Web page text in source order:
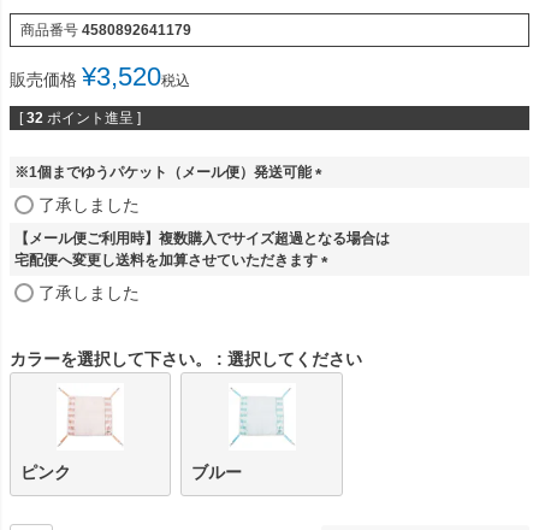
商品番号 4580892641179
販売価格 ¥3,520税込
[ 32 ポイント進呈 ]
※1個までゆうパケット（メール便）発送可能
須
)
了承しました
【メール便ご利用時】複数購入でサイズ超過となる場合は
宅配便へ変更し送料を加算させていただきます
)
了承しました
カラーを選択して下さい。 選択してください
ピンク ブルー